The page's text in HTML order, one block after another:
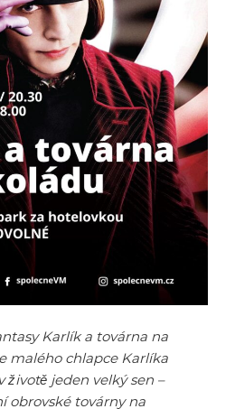
Karlík a továrna na
malého chlapce Karlíka
životě jeden velký sen –
obrovské továrny na